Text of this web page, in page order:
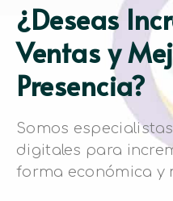
¿Deseas
Ventas y
Presencia?
Somos
digitales para
forma económica y